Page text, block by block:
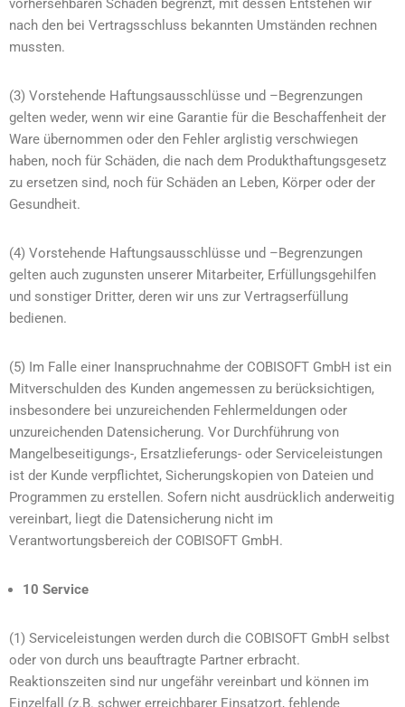
vorhersehbaren Schaden begrenzt, mit dessen Entstehen wir
nach den bei Vertragsschluss bekannten Umständen rechnen
mussten.
(3) Vorstehende Haftungsausschlüsse und –Begrenzungen
gelten weder, wenn wir eine Garantie für die Beschaffenheit der
Ware übernommen oder den Fehler arglistig verschwiegen
haben, noch für Schäden, die nach dem Produkthaftungsgesetz
zu ersetzen sind, noch für Schäden an Leben, Körper oder der
Gesundheit.
(4) Vorstehende Haftungsausschlüsse und –Begrenzungen
gelten auch zugunsten unserer Mitarbeiter, Erfüllungsgehilfen
und sonstiger Dritter, deren wir uns zur Vertragserfüllung
bedienen.
(5) Im Falle einer Inanspruchnahme der COBISOFT GmbH ist ein
Mitverschulden des Kunden angemessen zu berücksichtigen,
insbesondere bei unzureichenden Fehlermeldungen oder
unzureichenden Datensicherung. Vor Durchführung von
Mangelbeseitigungs-, Ersatzlieferungs- oder Serviceleistungen
ist der Kunde verpflichtet, Sicherungskopien von Dateien und
Programmen zu erstellen. Sofern nicht ausdrücklich anderweitig
vereinbart, liegt die Datensicherung nicht im
Verantwortungsbereich der COBISOFT GmbH.
10 Service
(1) Serviceleistungen werden durch die COBISOFT GmbH selbst
oder von durch uns beauftragte Partner erbracht.
Reaktionszeiten sind nur ungefähr vereinbart und können im
Einzelfall (z.B. schwer erreichbarer Einsatzort, fehlende